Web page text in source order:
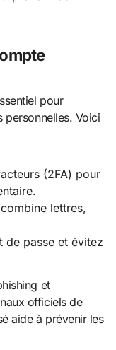
pour
personnelles. Voici
(2FA) pour
lettres,
de passe et évitez
et
officiels de
aide à prévenir les